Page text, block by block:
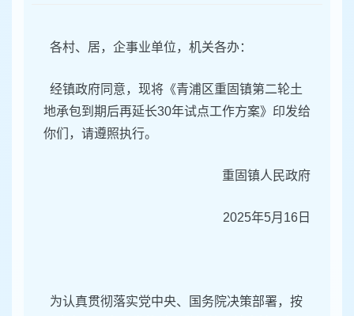
各村、居，企事业单位，机关各办：
经镇政府同意，现将《青浦区重固镇第二轮土
地承包到期后再延长30年试点工作方案》印发给
你们，请遵照执行。
重固镇人民政府
2025年5月16日
为认真贯彻落实党中央、国务院决策部署，按